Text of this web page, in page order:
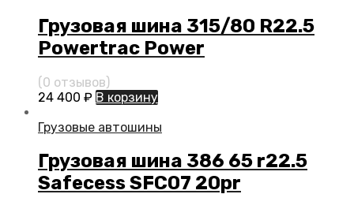
Грузовая шина 315/80 R22.5
Powertrac Power
(0 отзывов)
24 400 ₽ В корзину
Грузовые автошины
Грузовая шина 386 65 r22.5
Safecess SFC07 20pr